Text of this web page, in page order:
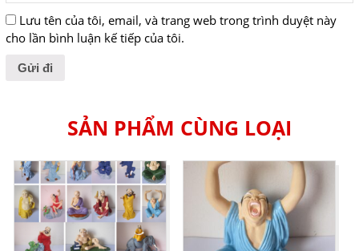
Lưu tên của tôi, email, và trang web trong trình duyệt này
cho lần bình luận kế tiếp của tôi.
SẢN PHẨM CÙNG LOẠI